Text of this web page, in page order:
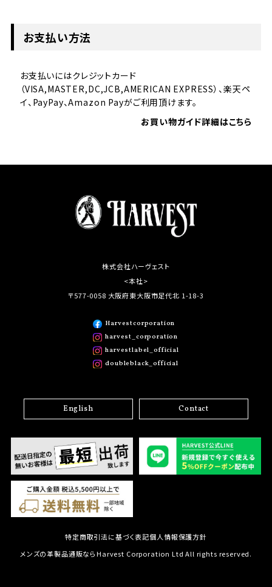
お支払い方法
お支払いにはクレジットカード
（VISA,MASTER,DC,JCB,AMERICAN EXPRESS）、楽天ペ
イ、PayPay、Amazon Payがご利用頂けます。
お買い物ガイド詳細はこちら
株式会社ハーヴェスト
<本社>
〒577-0058 大阪府東大阪市足代北 1-18-3
Harvestcorporation
harvest_corporation
harvestlabel_official
doubleblack_official
English Contact
特定商取引法に基づく表記個人情報保護方針
メンズの革製品通販ならHarvest Corporation Ltd All rights reserved.